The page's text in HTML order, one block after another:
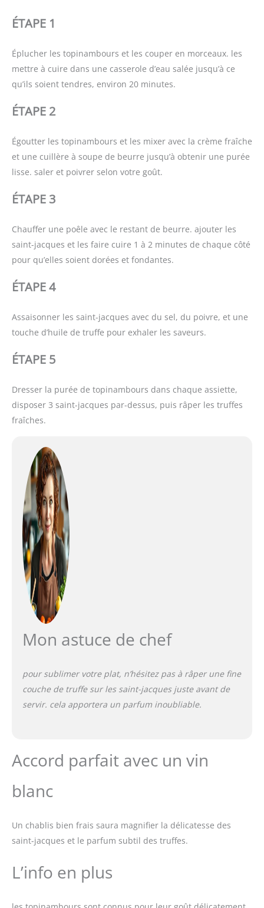
ÉTAPE 1
Éplucher les topinambours et les couper en morceaux. les
mettre à cuire dans une casserole d’eau salée jusqu’à ce
qu’ils soient tendres, environ 20 minutes.
ÉTAPE 2
Égoutter les topinambours et les mixer avec la crème fraîche
et une cuillère à soupe de beurre jusqu’à obtenir une purée
lisse. saler et poivrer selon votre goût.
ÉTAPE 3
Chauffer une poêle avec le restant de beurre. ajouter les
saint-jacques et les faire cuire 1 à 2 minutes de chaque côté
pour qu’elles soient dorées et fondantes.
ÉTAPE 4
Assaisonner les saint-jacques avec du sel, du poivre, et une
touche d’huile de truffe pour exhaler les saveurs.
ÉTAPE 5
Dresser la purée de topinambours dans chaque assiette,
disposer 3 saint-jacques par-dessus, puis râper les truffes
fraîches.
Mon astuce de chef
pour sublimer votre plat, n’hésitez pas à râper une fine
couche de truffe sur les saint-jacques juste avant de
servir. cela apportera un parfum inoubliable.
Accord parfait avec un vin
blanc
Un chablis bien frais saura magnifier la délicatesse des
saint-jacques et le parfum subtil des truffes.
L’info en plus